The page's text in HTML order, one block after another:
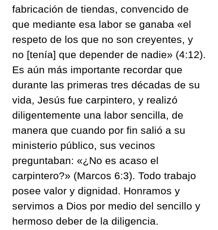
fabricación de tiendas, convencido de
que mediante esa labor se ganaba «el
respeto de los que no son creyentes, y
no [tenía] que depender de nadie» (4:12).
Es aún más importante recordar que
durante las primeras tres décadas de su
vida, Jesús fue carpintero, y realizó
diligentemente una labor sencilla, de
manera que cuando por fin salió a su
ministerio público, sus vecinos
preguntaban: «¿No es acaso el
carpintero?» (Marcos 6:3). Todo trabajo
posee valor y dignidad. Honramos y
servimos a Dios por medio del sencillo y
hermoso deber de la diligencia.